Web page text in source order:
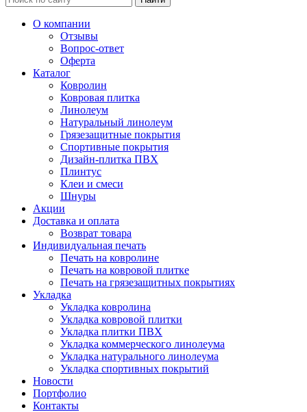
О компании
Отзывы
Вопрос-ответ
Оферта
Каталог
Ковролин
Ковровая плитка
Линолеум
Натуральный линолеум
Грязезащитные покрытия
Спортивные покрытия
Дизайн-плитка ПВХ
Плинтус
Клеи и смеси
Шнуры
Акции
Доставка и оплата
Возврат товара
Индивидуальная печать
Печать на ковролине
Печать на ковровой плитке
Печать на грязезащитных покрытиях
Укладка
Укладка ковролина
Укладка ковровой плитки
Укладка плитки ПВХ
Укладка коммерческого линолеума
Укладка натурального линолеума
Укладка спортивных покрытий
Новости
Портфолио
Контакты